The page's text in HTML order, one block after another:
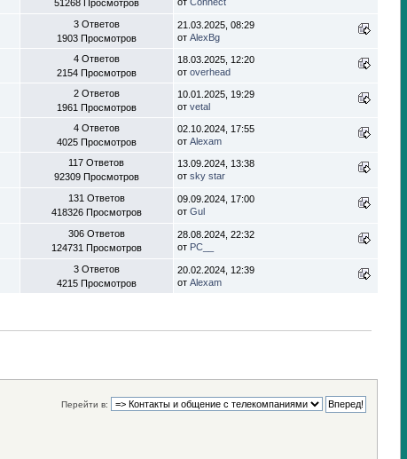
51268 Просмотров
3 Ответов
1903 Просмотров
21.03.2025, 08:29
от AlexBg
4 Ответов
2154 Просмотров
18.03.2025, 12:20
от overhead
2 Ответов
1961 Просмотров
10.01.2025, 19:29
от vetal
4 Ответов
4025 Просмотров
02.10.2024, 17:55
от Alexam
117 Ответов
92309 Просмотров
13.09.2024, 13:38
от sky star
131 Ответов
418326 Просмотров
09.09.2024, 17:00
от Gul
306 Ответов
124731 Просмотров
28.08.2024, 22:32
от PC__
3 Ответов
4215 Просмотров
20.02.2024, 12:39
от Alexam
Перейти в: